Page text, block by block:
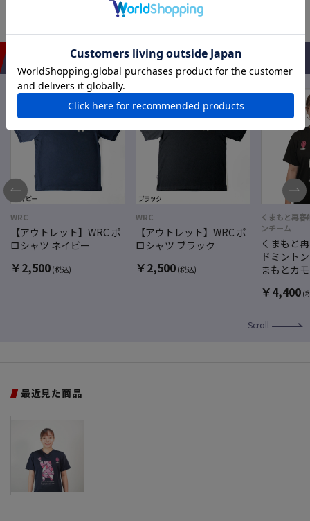
おすすめアイテム
WRC
【アウトレット】WRC ポ
ロシャツ ネイビー
￥2,500 (税込)
WRC
【アウトレット】WRC ポ
ロシャツ ブラック
￥2,500 (税込)
くまもと再
ンチーム
くまもと
ドミント
まもとカ
￥4,400 (
Scroll
最近見た商品